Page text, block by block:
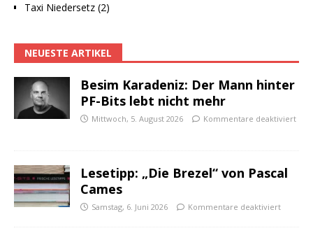
Taxi Niedersetz (2)
NEUESTE ARTIKEL
Besim Karadeniz: Der Mann hinter
PF-Bits lebt nicht mehr
Mittwoch, 5. August 2026 Kommentare deaktiviert
Lesetipp: „Die Brezel“ von Pascal
Cames
Samstag, 6. Juni 2026 Kommentare deaktiviert